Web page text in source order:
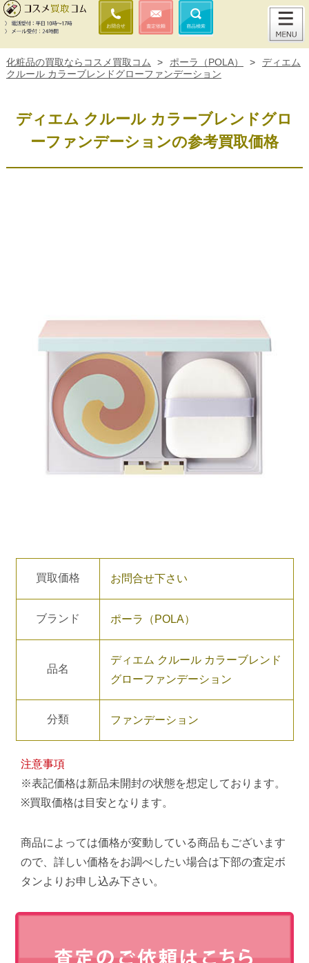
化粧品の買取ならコスメ買取コム > ポーラ（POLA） >
ディエム
クルール カラーブレンドグローファンデーション
ディエム クルール カラーブレンドグロ
ーファンデーションの参考買取価格
買取価格 お問合せ下さい
ブランド ポーラ（POLA）
品名
ディエム クルール カラーブレンド
グローファンデーション
分類 ファンデーション
注意事項
※表記価格は新品未開封の状態を想定しております。
※買取価格は目安となります。
商品によっては価格が変動している商品もございます
ので、詳しい価格をお調べしたい場合は下部の査定ボ
タンよりお申し込み下さい。